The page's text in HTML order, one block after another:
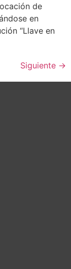
de
en
“Llave en
Siguiente →